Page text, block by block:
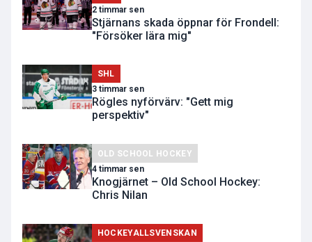
2 timmar sen
Stjärnans skada öppnar för Frondell:
"Försöker lära mig"
SHL
3 timmar sen
Rögles nyförvärv: "Gett mig
perspektiv"
OLD SCHOOL HOCKEY
4 timmar sen
Knogjärnet – Old School Hockey:
Chris Nilan
HOCKEYALLSVENSKAN